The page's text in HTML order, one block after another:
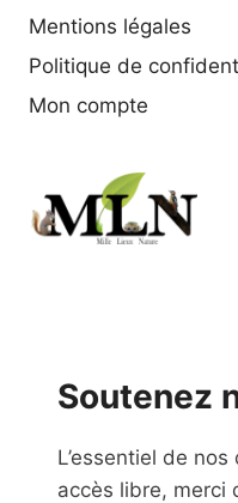
Mentions légales
Politique de
Mon compte
Soutenez
L’essentiel de
accès libre, merci